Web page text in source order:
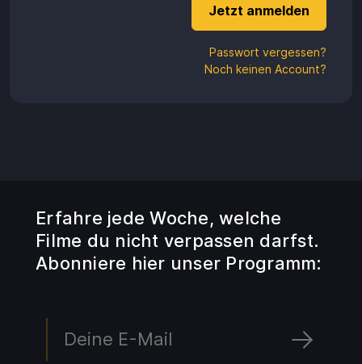
Passwort vergessen?
Noch keinen Account?
Erfahre jede Woche, welche
Filme du nicht verpassen darfst.
Abonniere hier unser Programm: